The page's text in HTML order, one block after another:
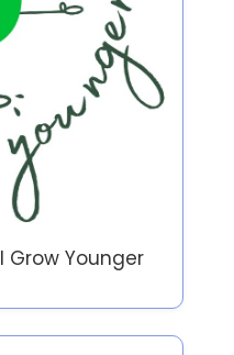
I Grow Younger